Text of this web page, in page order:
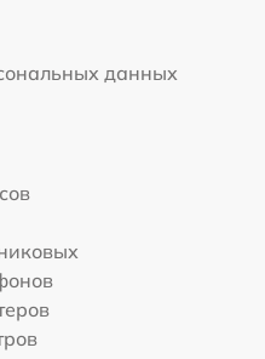
данных